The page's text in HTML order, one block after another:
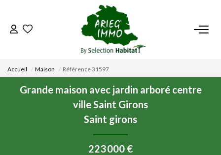
ACCUEIL
NOS BIENS
VENDRE UN BIEN
DÉPOSEZ VOTRE RECHERCHE
Accueil Maison Référence 31597
Grande maison avec jardin arboré centre
ville Saint Girons
Saint girons
223 000 €